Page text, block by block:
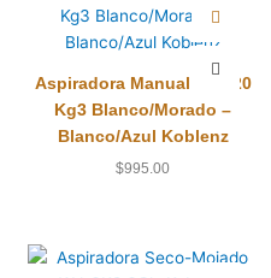
Aspiradora Manual Hv-120
Kg3 Blanco/Morado –
Blanco/Azul Koblenz
$995.00